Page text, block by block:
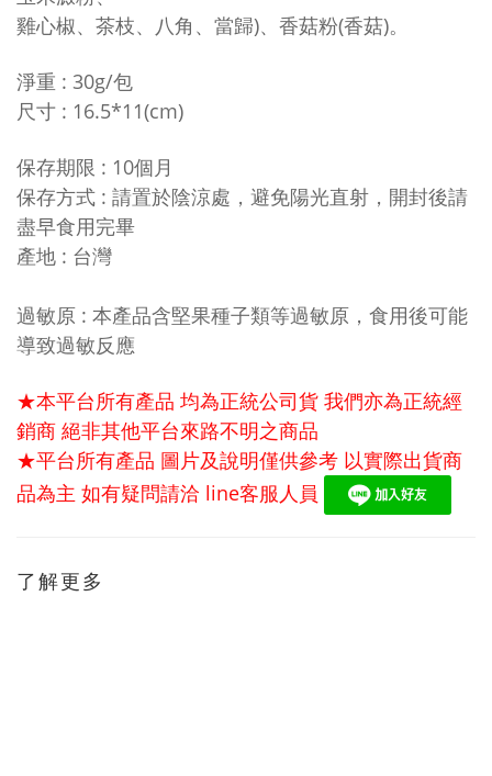
雞心椒、茶枝、八角、當歸)、香菇粉(香菇)。
淨重 : 30g/包
尺寸 : 16.5*11(cm)
保存期限 : 10個月
保存方式 : 請置於陰涼處，避免陽光直射，開封後請
盡早食用完畢
產地 : 台灣
過敏原 : 本產品含堅果種子類等過敏原，食用後可能
導致過敏反應
★本平台所有產品 均為正統公司貨 我們亦為正統經
銷商 絕非其他平台來路不明之商品
★平台所有產品 圖片及說明僅供參考 以實際出貨商
品為主 如有疑問請洽 line客服人員
了解更多